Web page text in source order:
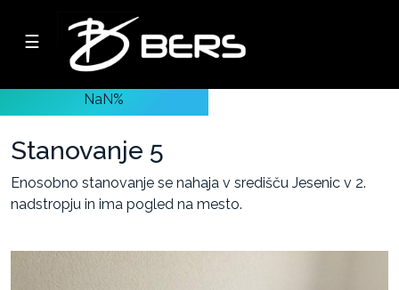
☰
Podjetje
Oddaja
lastnih
nepremičnin
-
prostori
NaN%
Stanovanje 5
Enosobno stanovanje se nahaja v središču Jesenic v 2.
nadstropju in ima pogled na mesto.